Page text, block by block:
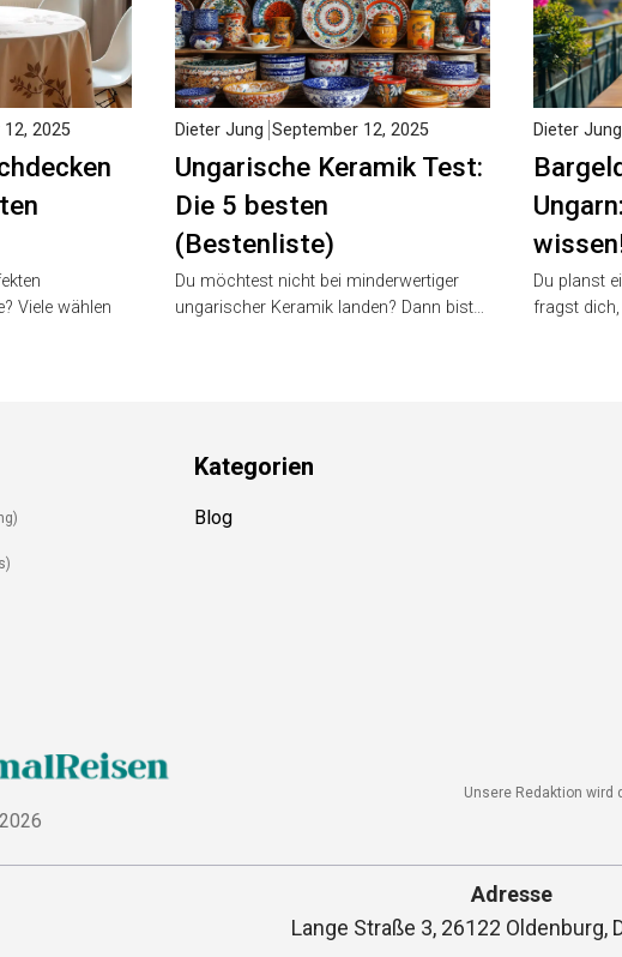
2025
Viele wählen
Ungarische Keramik Test:
Die 5 besten
(Bestenliste)
Dieter Jung September 12, 2025
Du möchtest nicht bei minderwertiger
ungarischer Keramik landen? Dann bist…
Dieter Jung
Du planst
fragst
Kategorien
Blog
2026
Unsere Redaktion wird
Adresse
Lange Straße 3, 26122 Oldenburg,